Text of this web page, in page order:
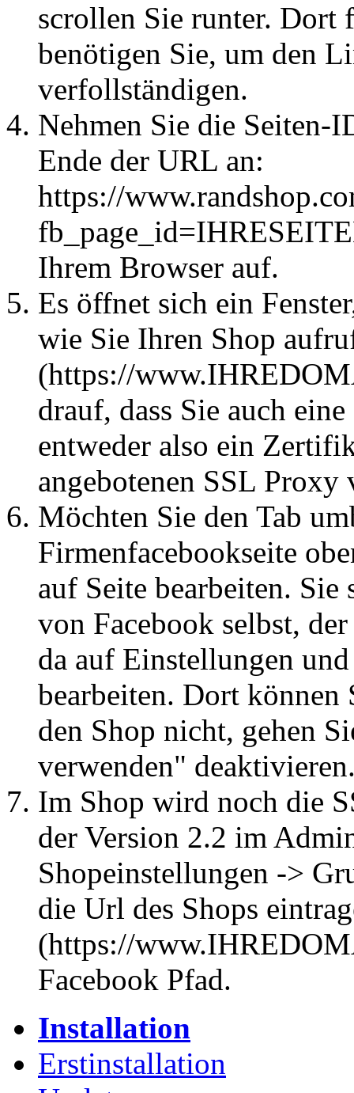
scrollen Sie runter. Dort
benötigen Sie, um den
verfollständigen.
Nehmen Sie die Seiten-
Ende der URL an:
https://
Ihrem Browser auf.
Es öffnet sich ein
wie Sie Ihren Shop
(https://
drauf, dass Sie auch
entweder also ein
angebotenen SSL Proxy
Möchten Sie den Tab
Firmenfacebookseite
auf Seite bearbeiten. Sie
von Facebook selbst,
da auf Einstellungen
bearbeiten. Dort können
den Shop nicht, gehen
verwenden"
Im Shop wird noch die
der Version 2.2 im
Shopeinstellungen ->
die Url des Shops
(https://
Facebook Pfad.
Installation
Erstinstallation